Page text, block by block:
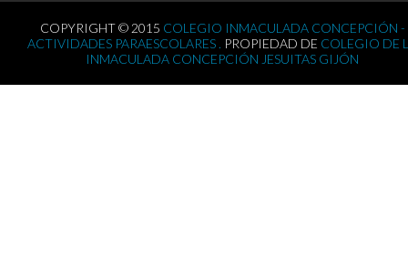
COPYRIGHT © 2015 COLEGIO INMACULADA CONCEPCIÓN -
ACTIVIDADES PARAESCOLARES . PROPIEDAD DE COLEGIO DE
INMACULADA CONCEPCIÓN JESUITAS GIJÓN